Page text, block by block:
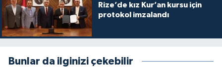
Rize’de kız Kur’an kursu için
protokol imzalandı
Bunlar da ilginizi çekebilir